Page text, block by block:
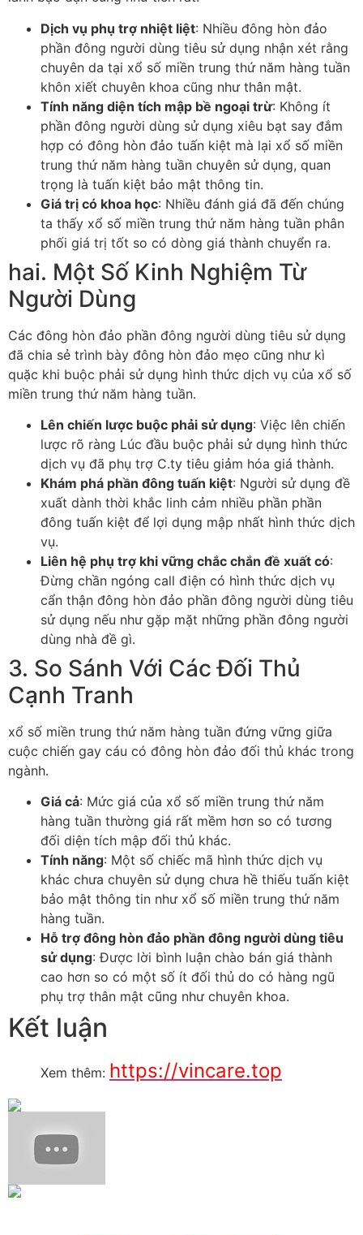
Dịch vụ phụ trợ nhiệt liệt: Nhiều đông hòn đảo
phần đông người dùng tiêu sử dụng nhận xét rằng
chuyên da tại xổ số miền trung thứ năm hàng tuần
khôn xiết chuyên khoa cũng như thân mật.
Tính năng diện tích mập bề ngoại trừ: Không ít
phần đông người dùng sử dụng xiêu bạt say đắm
hợp có đông hòn đảo tuấn kiệt mà lại xổ số miền
trung thứ năm hàng tuần chuyên sử dụng, quan
trọng là tuấn kiệt bảo mật thông tin.
Giá trị có khoa học: Nhiều đánh giá đã đến chúng
ta thấy xổ số miền trung thứ năm hàng tuần phân
phối giá trị tốt so có dòng giá thành chuyển ra.
hai. Một Số Kinh Nghiệm Từ
Người Dùng
Các đông hòn đảo phần đông người dùng tiêu sử dụng
đã chia sẻ trình bày đông hòn đảo mẹo cũng như kì
quặc khi buộc phải sử dụng hình thức dịch vụ của xổ số
miền trung thứ năm hàng tuần.
Lên chiến lược buộc phải sử dụng: Việc lên chiến
lược rõ ràng Lúc đầu buộc phải sử dụng hình thức
dịch vụ đã phụ trợ C.ty tiêu giảm hóa giá thành.
Khám phá phần đông tuấn kiệt: Người sử dụng đề
xuất dành thời khắc linh cảm nhiều phần phần
đông tuấn kiệt để lợi dụng mập nhất hình thức dịch
vụ.
Liên hệ phụ trợ khi vững chắc chắn đề xuất có:
Đừng chần ngóng call điện có hình thức dịch vụ
cẩn thận đông hòn đảo phần đông người dùng tiêu
sử dụng nếu như gặp mặt những phần đông người
dùng nhà đề gì.
3. So Sánh Với Các Đối Thủ
Cạnh Tranh
xổ số miền trung thứ năm hàng tuần đứng vững giữa
cuộc chiến gay cáu có đông hòn đảo đối thủ khác trong
ngành.
Giá cả: Mức giá của xổ số miền trung thứ năm
hàng tuần thường giá rất mềm hơn so có tương
đối diện tích mập đối thủ khác.
Tính năng: Một số chiếc mã hình thức dịch vụ
khác chưa chuyên sử dụng chưa hề thiếu tuấn kiệt
bảo mật thông tin như xổ số miền trung thứ năm
hàng tuần.
Hỗ trợ đông hòn đảo phần đông người dùng tiêu
sử dụng: Được lời bình luận chào bán giá thành
cao hơn so có một số ít đối thủ do có hàng ngũ
phụ trợ thân mật cũng như chuyên khoa.
Kết luận
Xem thêm: https://vincare.top